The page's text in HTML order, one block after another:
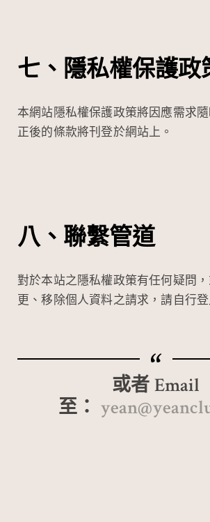
七、隱私權保護政
本網站隱私權保護政策將因應需求
正後的條款將刊登於網站上。
八、聯繫管道
對於本站之隱私權政策有任何疑問
更、移除個人資料之請求，請自行登
或者 Email
至：